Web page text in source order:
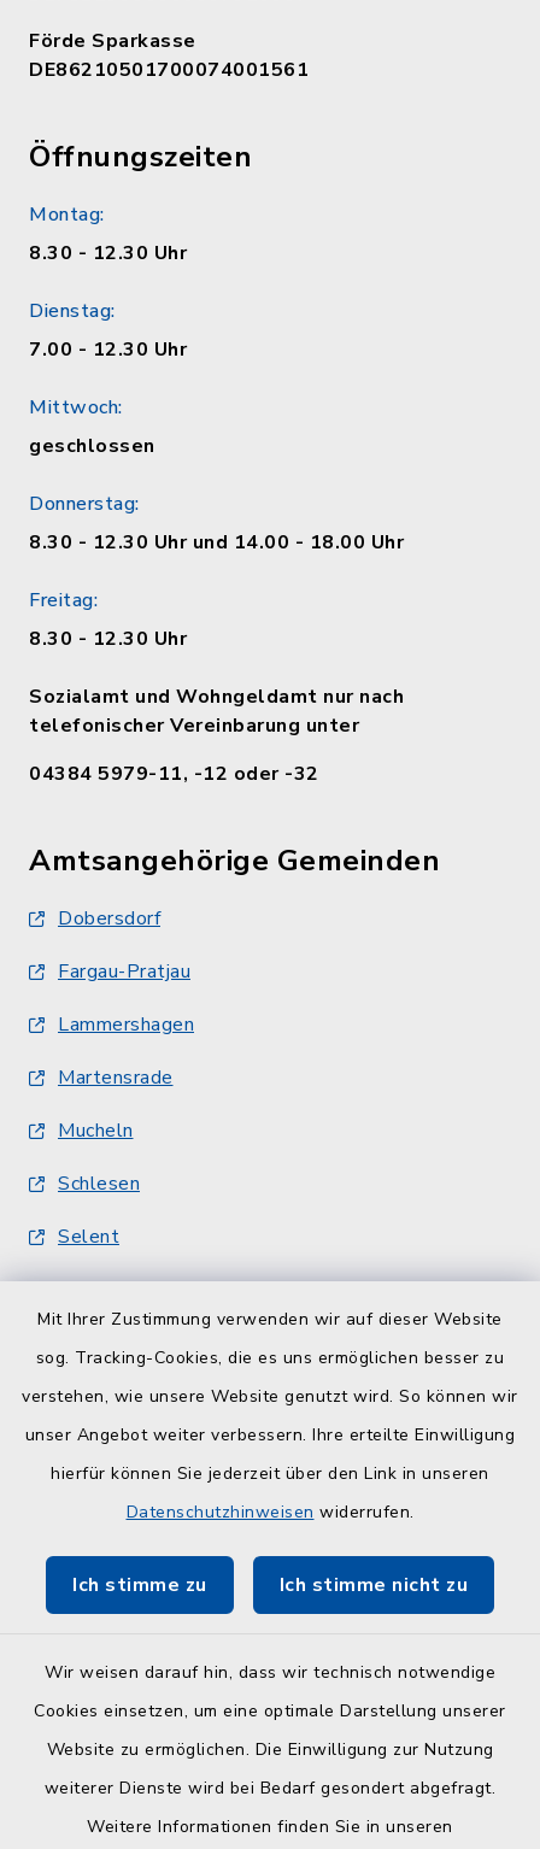
Mit Ihrer Zustimmung verwenden wir auf dieser Website
sog. Tracking-Cookies, die es uns ermöglichen besser zu
verstehen, wie unsere Website genutzt wird. So können wir
unser Angebot weiter verbessern. Ihre erteilte Einwilligung
hierfür können Sie jederzeit über den Link in unseren
Datenschutzhinweisen widerrufen.
Ich stimme zu Ich stimme nicht zu
Wir weisen darauf hin, dass wir technisch notwendige
Cookies einsetzen, um eine optimale Darstellung unserer
Website zu ermöglichen. Die Einwilligung zur Nutzung
weiterer Dienste wird bei Bedarf gesondert abgefragt.
Weitere Informationen finden Sie in unseren
Förde Sparkasse
DE86210501700074001561
Öffnungszeiten
Montag:
8.30 - 12.30 Uhr
Dienstag:
7.00 - 12.30 Uhr
Mittwoch:
geschlossen
Donnerstag:
8.30 - 12.30 Uhr und 14.00 - 18.00 Uhr
Freitag:
8.30 - 12.30 Uhr
Sozialamt und Wohngeldamt nur nach
telefonischer Vereinbarung unter
04384 5979-11, -12 oder -32
Amtsangehörige Gemeinden
Dobersdorf
Fargau-Pratjau
Lammershagen
Martensrade
Mucheln
Schlesen
Selent
Quicklinks
Serviceportal Schleswig-Holstein
ZuFiSH
Am Selent/Schlesen MapOne
Barrierefreiheit